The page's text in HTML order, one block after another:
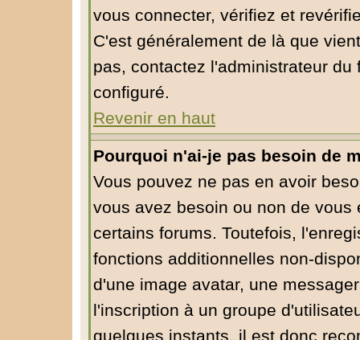
vous connecter, vérifiez et
C'est généralement de là que
pas, contactez l'administrateur
configuré.
Revenir en haut
Pourquoi n'ai-je pas besoin de
Vous pouvez ne pas en avoir
vous avez besoin ou non de
certains forums. Toutefois,
fonctions additionnelles non-
d'une image avatar, une
l'inscription à un groupe
quelques instants, il est donc